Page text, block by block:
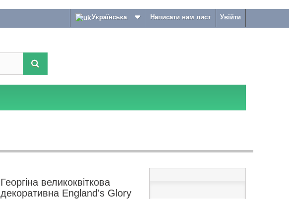
Увійти
Написати нам лист
Українська
Георгіна великоквіткова
декоративна England's Glory